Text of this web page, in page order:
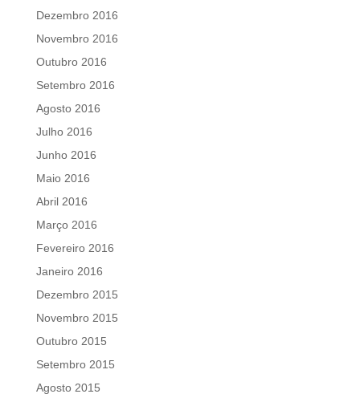
Dezembro 2016
Novembro 2016
Outubro 2016
Setembro 2016
Agosto 2016
Julho 2016
Junho 2016
Maio 2016
Abril 2016
Março 2016
Fevereiro 2016
Janeiro 2016
Dezembro 2015
Novembro 2015
Outubro 2015
Setembro 2015
Agosto 2015